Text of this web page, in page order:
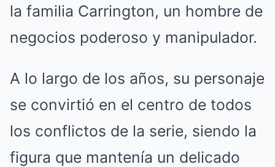
la familia Carrington, un hombre de
negocios poderoso y manipulador.
A lo largo de los años, su personaje
se convirtió en el centro de todos
los conflictos de la serie, siendo la
figura que mantenía un delicado